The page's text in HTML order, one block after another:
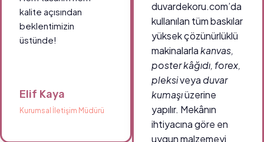
kalite açısından
beklentimizin
üstünde!
Elif Kaya
Kurumsal İletişim Müdürü
daha enerjik.
Teşekkürler
duvardekoru.com!
Ahmet Demir
Okul Müdürü
duvardekoru.com’da
kullanılan tüm baskılar
yüksek çözünürlüklü
makinalarlakanvas,
poster kâğıdı, forex,
pleksiveya duvar
kumaşıüzerine
yapılır. Mekânın
ihtiyacına göre en
uygun malzemeyi